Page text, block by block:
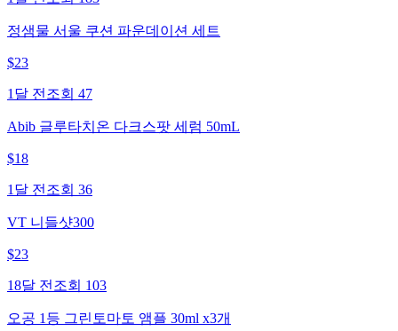
정샘물 서울 쿠션 파운데이션 세트
$23
1달 전 조회 47
Abib 글루타치온 다크스팟 세럼 50mL
$18
1달 전 조회 36
VT 니들샷300
$23
18달 전 조회 103
오공 1등 그린토마토 앰플 30ml x3개